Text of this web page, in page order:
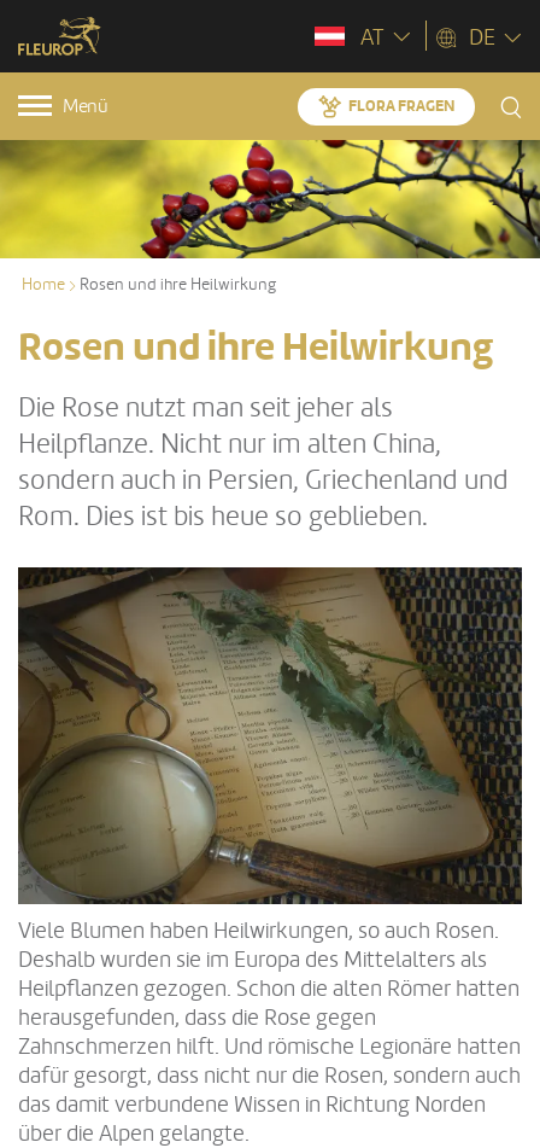
AT DE
Menü FLORA FRAGEN
Home Rosen und ihre Heilwirkung
Rosen und ihre Heilwirkung
Die Rose nutzt man seit jeher als
Heilpflanze. Nicht nur im alten China,
sondern auch in Persien, Griechenland und
Rom. Dies ist bis heue so geblieben.
Viele Blumen haben Heilwirkungen, so auch Rosen.
Deshalb wurden sie im Europa des Mittelalters als
Heilpflanzen gezogen. Schon die alten Römer hatten
herausgefunden, dass die Rose gegen
Zahnschmerzen hilft. Und römische Legionäre hatten
dafür gesorgt, dass nicht nur die Rosen, sondern auch
das damit verbundene Wissen in Richtung Norden
über die Alpen gelangte.